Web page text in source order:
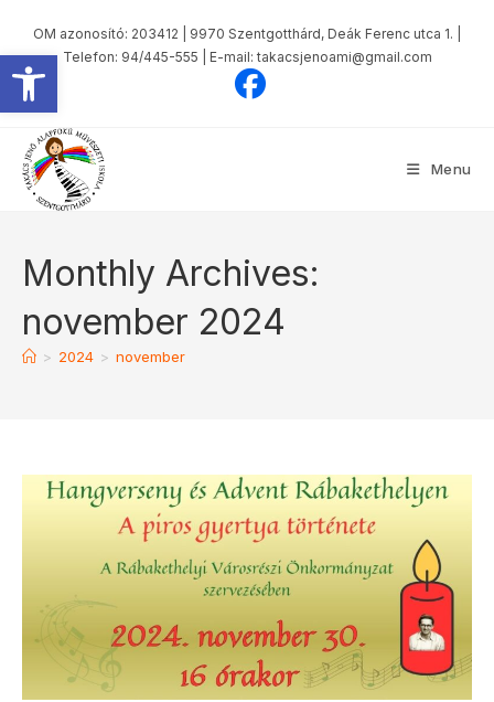
Eszköztár megnyitása
content
OM azonosító: 203412 | 9970 Szentgotthárd, Deák Ferenc utca 1. |
Telefon: 94/445-555 | E-mail: takacsjenoami@gmail.com
Menu
Monthly Archives:
november 2024
> 2024 > november